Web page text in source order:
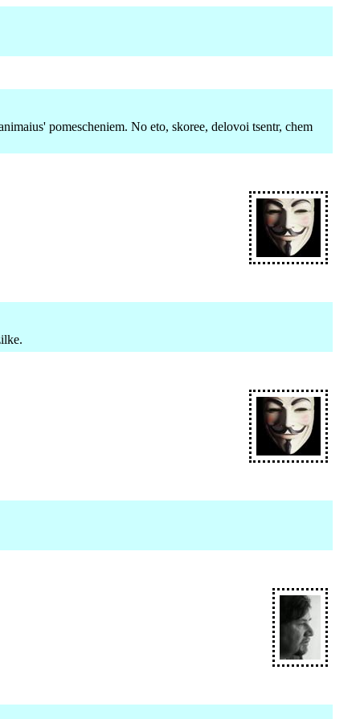
pomescheniem. No eto, skoree, delovoi tsentr, chem